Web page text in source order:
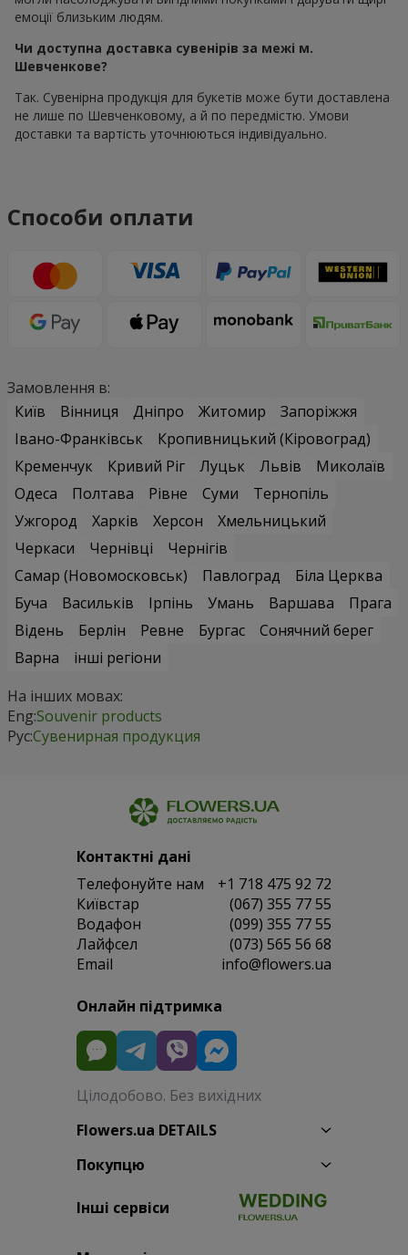
емоції близьким людям.
Чи доступна доставка сувенірів за межі м.
Шевченкове?
Так. Сувенірна продукція для букетів може бути доставлена
не лише по Шевченковому, а й по передмістю. Умови
доставки та вартість уточнюються індивідуально.
Способи оплати
Замовлення в:
Київ
Вінниця Дніпро Житомир
Запоріжжя
Івано-Франківськ
Кропивницький (Кіровоград)
Кременчук
Кривий Ріг Луцьк Львів
Миколаїв
Одеса
Полтава Рівне Суми
Тернопіль
Ужгород
Харків Херсон
Хмельницький
Черкаси
Чернівці
Чернігів
Самар (Новомосковськ)
Павлоград
Біла Церква
Буча
Васильків Ірпінь Умань Варшава
Прага
Відень
Берлін Ревне Бургас
Сонячний берег
Варна
інші регіони
На інших мовах:
Eng:Souvenir products
Рус:Сувенирная продукция
Контактні дані
Телефонуйте нам
+1 718 475 92 72
Київстар
(067) 355 77 55
Водафон
(099) 355 77 55
Лайфсел
(073) 565 56 68
Email
info@flowers.ua
Онлайн підтримка
Цілодобово. Без вихідних
Flowers.ua DETAILS
Покупцю
Інші сервіси